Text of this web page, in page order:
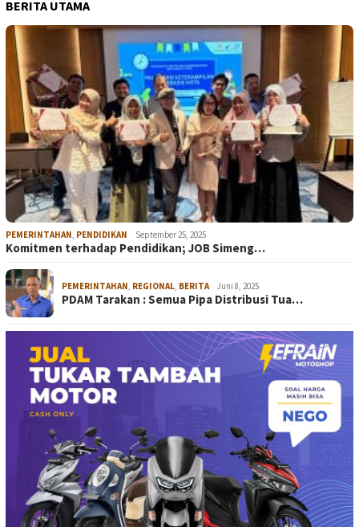
BERITA UTAMA
PEMERINTAHAN PENDIDIKAN September 25, 2025
Komitmen terhadap Pendidikan; JOB Simeng…
PEMERINTAHAN REGIONAL BERITA Juni 8, 2025
PDAM Tarakan : Semua Pipa Distribusi Tua…